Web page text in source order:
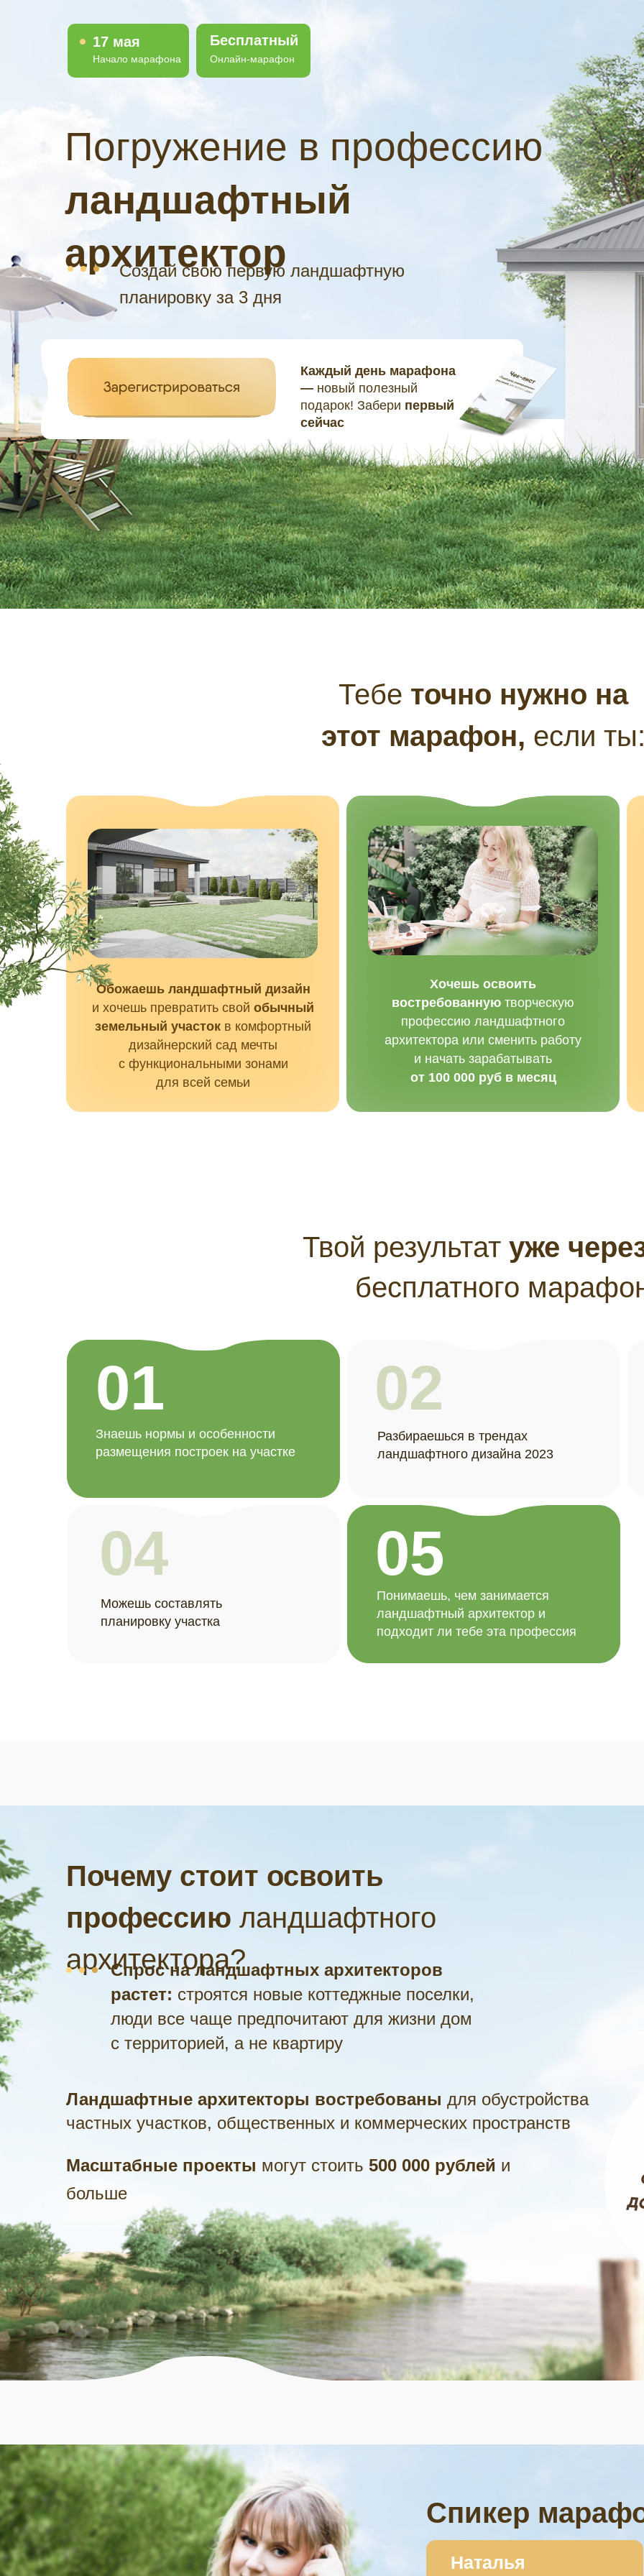
Создай свою первую ландшафтную
планировку за 3 дня
Погружение в профессию
ландшафтный
архитектор
17 мая
Онлайн-марафон
Начало марафона
Бесплатный
Каждый день марафона
— новый полезный
подарок! Забери первый
сейчас
Обожаешь ландшафтный дизайн
и хочешь превратить свой обычный
земельный участок в комфортный
дизайнерский сад мечты
с функциональными зонами
для всей семьи
Хочешь освоить
востребованную творческую
профессию ландшафтного
архитектора или сменить работу
и начать зарабатывать
от 100 000 руб в месяц
Тебе точно нужно на
этот марафон, если
Знаешь нормы и особенности
размещения построек на участке
Разбираешься в трендах
ландшафтного дизайна 2023
Можешь составлять
планировку участка
Понимаешь, чем занимается
ландшафтный архитектор и
подходит ли тебе эта профессия
Твой результат уже
бесплатного
01 02
04 05
Почему стоит освоить
профессию ландшафтного
архитектора?
Спрос на ландшафтных архитекторов
растет: строятся новые коттеджные поселки,
люди все чаще предпочитают для жизни дом
с территорией, а не квартиру
Ландшафтные архитекторы востребованы для обустройства
частных участков, общественных и коммерческих пространств
Масштабные проекты могут стоить 500 000 рублей и
больше
Наталья
Спикер